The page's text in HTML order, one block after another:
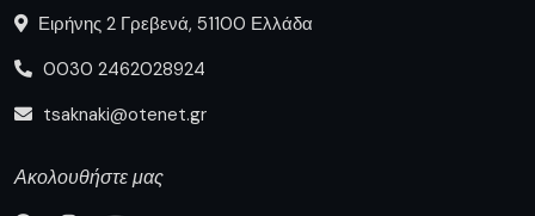
Ειρήνης 2 Γρεβενά, 51100 Ελλάδα
0030 2462028924
tsaknaki@otenet.gr
Ακολουθήστε μας